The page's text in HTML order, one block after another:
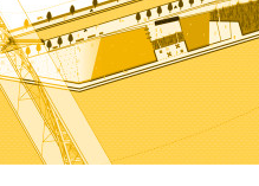
Concours d’idées pour
l’aménagement des berges du Douro
En savoir +